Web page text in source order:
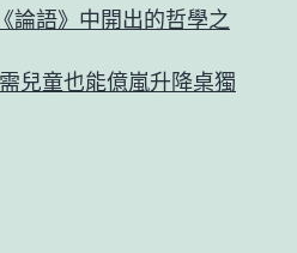
論語》中開出的哲學之
兒童也能億嵐升降桌獨